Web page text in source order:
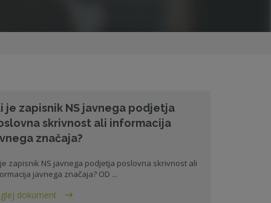
je zapisnik NS javnega podjetja
skrivnost ali informacija
značaja?
zapisnik NS javnega podjetja poslovna skrivnost ali
javnega značaja? OD ...
dokument